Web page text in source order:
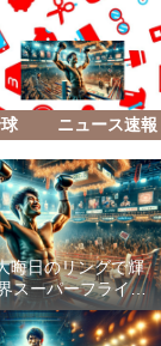
ニュース速報
晦日のリングで輝
スーパーフライ級
Boxing Fights
18」